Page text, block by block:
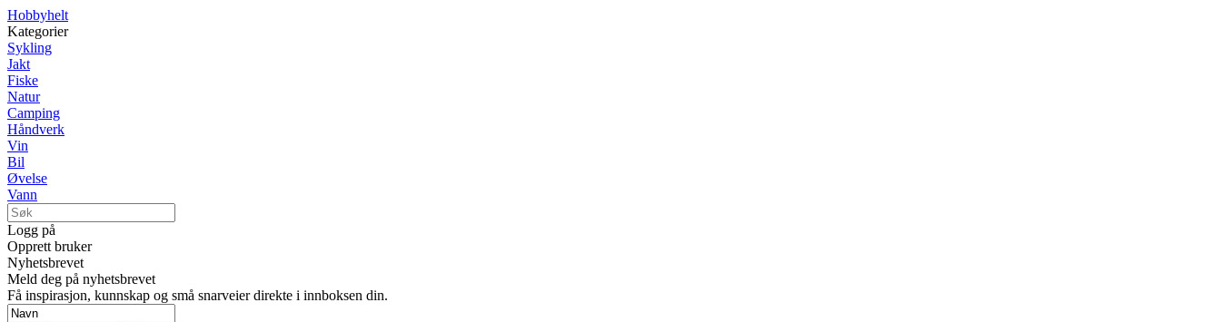
Hobbyhelt
Kategorier
Sykling
Jakt
Fiske
Natur
Camping
Håndverk
Vin
Bil
Øvelse
Vann
Logg på
Opprett bruker
Nyhetsbrevet
Meld deg på nyhetsbrevet
Få inspirasjon, kunnskap og små snarveier direkte i innboksen din.